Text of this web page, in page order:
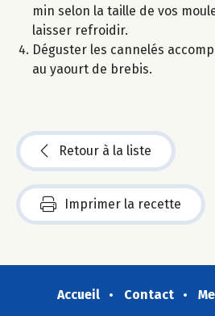
min selon la taille de vos
laisser refroidir.
Déguster les cannelés
au yaourt de brebis.
Retour à la liste
Imprimer la recette
Accueil Contact